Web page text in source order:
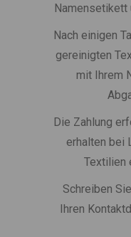
Namensetikett
Nach einigen
gereinigten
mit Ihrem
Die Zahlung
erhalten bei
Textilien
Schreiben
Ihren